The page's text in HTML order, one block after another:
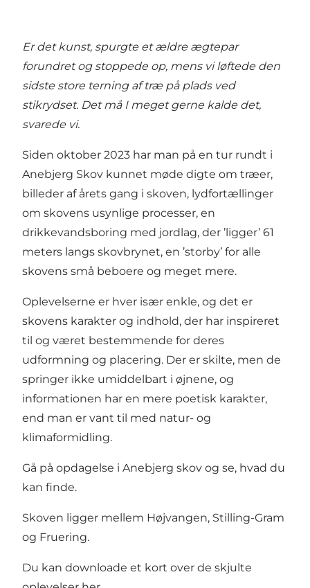
Er det kunst, spurgte et ældre ægtepar
forundret og stoppede op, mens vi løftede den
sidste store terning af træ på plads ved
stikrydset. Det må I meget gerne kalde det,
svarede vi.
Siden oktober 2023 har man på en tur rundt i
Anebjerg Skov kunnet møde digte om træer,
billeder af årets gang i skoven, lydfortællinger
om skovens usynlige processer, en
drikkevandsboring med jordlag, der ’ligger’ 61
meters langs skovbrynet, en ’storby’ for alle
skovens små beboere og meget mere.
Oplevelserne er hver især enkle, og det er
skovens karakter og indhold, der har inspireret
til og været bestemmende for deres
udformning og placering. Der er skilte, men de
springer ikke umiddelbart i øjnene, og
informationen har en mere poetisk karakter,
end man er vant til med natur- og
klimaformidling.
Gå på opdagelse i Anebjerg skov og se, hvad du
kan finde.
Skoven ligger mellem Højvangen, Stilling-Gram
og Fruering.
Du kan downloade et kort over de skjulte